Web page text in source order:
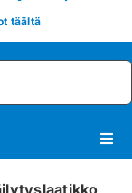
täältä